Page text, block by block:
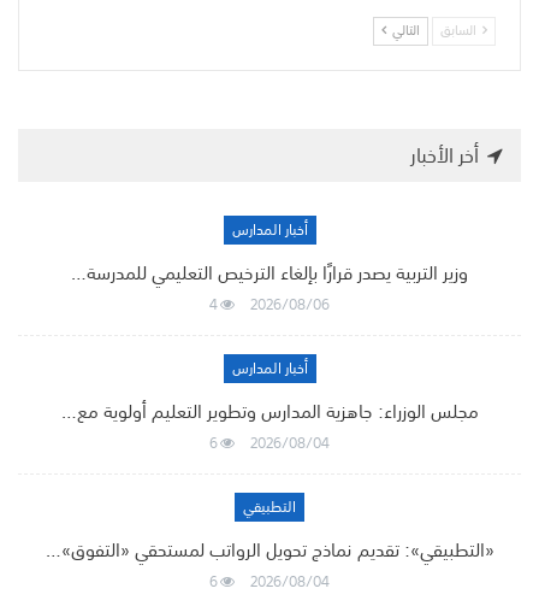
السابق التالي
أخر الأخبار
أخبار المدارس
وزير التربية يصدر قرارًا بإلغاء الترخيص التعليمي للمدرسة…
2026/08/06
4
أخبار المدارس
مجلس الوزراء: جاهزية المدارس وتطوير التعليم أولوية مع…
2026/08/04
6
التطبيقي
«التطبيقي»: تقديم نماذج تحويل الرواتب لمستحقي «التفوق»…
2026/08/04
6